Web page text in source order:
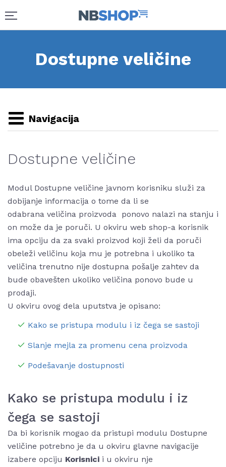
Dostupne veličine
Navigacija
Dostupne veličine
Modul Dostupne veličine javnom korisniku služi za
dobijanje informacija o tome da li se
odabrana veličina proizvoda ponovo nalazi na stanju i
on može da je poruči. U okviru web shop-a korisnik
ima opciju da za svaki proizvod koji želi da poruči
obeleži veličinu koja mu je potrebna i ukoliko ta
veličina trenutno nije dostupna pošalje zahtev da
bude obavešten ukoliko veličina ponovo bude u
prodaji.
U okviru ovog dela uputstva je opisano:
Kako se pristupa modulu i iz čega se sastoji
Slanje mejla za promenu cena proizvoda
Podešavanje dostupnosti
Kako se pristupa modulu i iz
čega se sastoji
Da bi korisnik mogao da pristupi modulu Dostupne
veličine potrebno je da u okviru glavne navigacije
izabere opciju Korisnici i u okviru nje